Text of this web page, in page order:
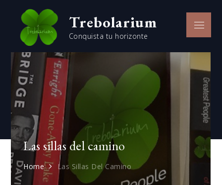
content
Trebolarium
Conquista tu horizonte
Menu
Las sillas del camino
Home Las Sillas Del Camino